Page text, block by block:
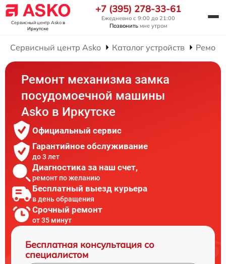
Сервисный центр Askoв
Иркутске
+7 (395) 278-33-61
Ежедневно с 9:00 до 21:00
Позвонить мне утром
Сервисный центр Asko Каталог устройств
Ремонт механизма замка
посудомоечной машины
Asko в Иркутске
Официальный сервис
Гарантийное обслуживание
до 3 лет
Диагностика за наш счет,
ремонт по желанию
Бесплатный выезд курьера
в день обращения
Срочный ремонт
от 35 минут
Бесплатная консультация со
специалистом